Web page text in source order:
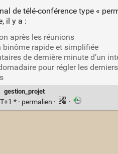
de télé-conférence type «
il y a :
après les réunions
binôme rapide et simplifiée
de dernière minute d’un
pour régler les
gestion_projet
* · permalien · ·